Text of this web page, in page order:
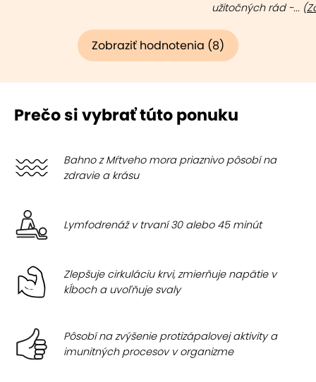
užitočných rád -... (
Zobraziť hodnotenia (8)
Prečo si vybrať túto ponuku
Bahno z Mŕtveho mora priaznivo pôsobí na
zdravie a krásu
Lymfodrenáž v trvaní 30 alebo 45 minút
Zlepšuje cirkuláciu krvi, zmierňuje napätie v
kĺboch a uvoľňuje svaly
Pôsobí na zvýšenie protizápalovej aktivity a
imunitných procesov v organizme